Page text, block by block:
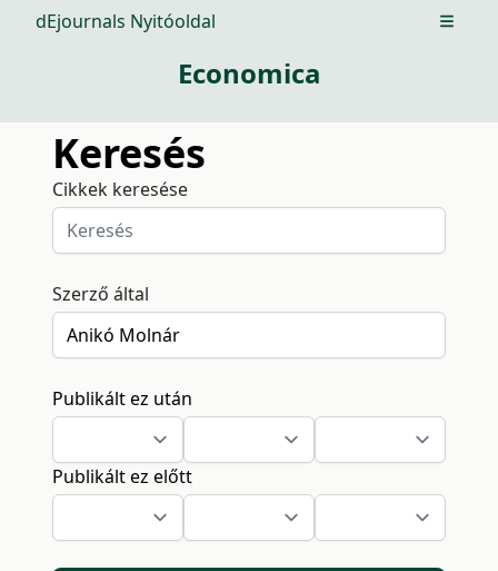
dEjournals Nyitóoldal Open
Economica
Keresés
Cikkek keresése
Szerző által
Publikált ez után
Publikált ez előtt